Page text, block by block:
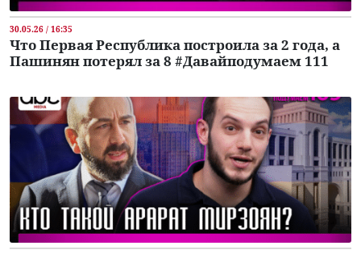
30.05.26 / 16:35
Что Первая Республика построила за 2 года, а
Пашинян потерял за 8 #Давайподумаем 111